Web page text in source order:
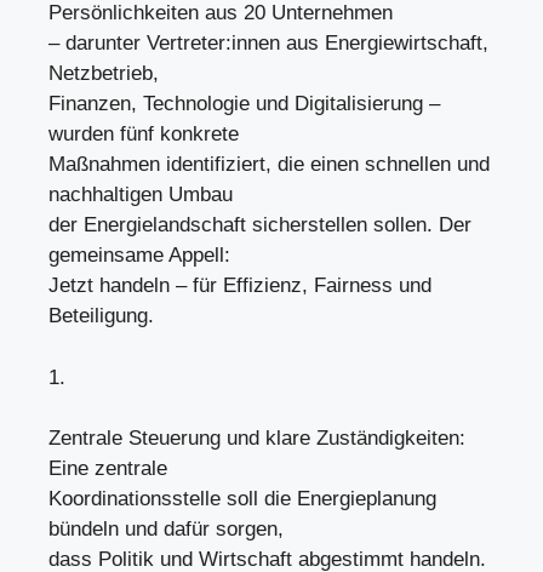
Persönlichkeiten aus 20 Unternehmen
– darunter Vertreter:innen aus Energiewirtschaft,
Netzbetrieb,
Finanzen, Technologie und Digitalisierung –
wurden fünf konkrete
Maßnahmen identifiziert, die einen schnellen und
nachhaltigen Umbau
der Energielandschaft sicherstellen sollen. Der
gemeinsame Appell:
Jetzt handeln – für Effizienz, Fairness und
Beteiligung.
1.
Zentrale Steuerung und klare Zuständigkeiten:
Eine zentrale
Koordinationsstelle soll die Energieplanung
bündeln und dafür sorgen,
dass Politik und Wirtschaft abgestimmt handeln.